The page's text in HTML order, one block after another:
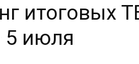
итоговых
июля